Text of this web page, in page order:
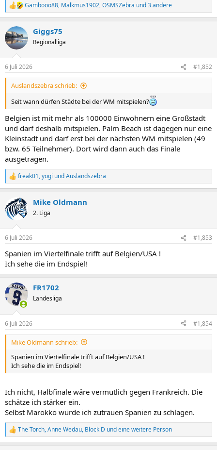
R
e
k
t
i
e
n
Gambooo88, Malkmus1902,OSMSZebra und 3 andere
Giggs75
Regionalliga
6 Juli 2026 #1,852
Auslandszebra schrieb:
Seit wann dürfen Städte bei der WM mitspielen?
Belgien ist mit mehr als 100000 Einwohnern eine Großstadt
und darf deshalb mitspielen. Palm Beach ist dagegen nur eine
Kleinstadt und darf erst bei der nächsten WM mitspielen (49
bzw. 65 Teilnehmer). Dort wird dann auch das Finale
ausgetragen.
R
e
k
t
i
e
:
freak01,yogi undAuslandszebra
Mike Oldmann
2. Liga
6 Juli 2026 #1,853
Spanien im Viertelfinale trifft auf Belgien/USA !
Ich sehe die im Endspiel!
FR1702
Landesliga
6 Juli 2026 #1,854
Mike Oldmann schrieb:
Spanien im Viertelfinale trifft auf Belgien/USA !
Ich sehe die im Endspiel!
Ich nicht, Halbfinale wäre vermutlich gegen Frankreich. Die
schätze ich stärker ein.
Selbst Marokko würde ich zutrauen Spanien zu schlagen.
R
e
The Torch,Anne Wedau, Block D und eine weitere Person